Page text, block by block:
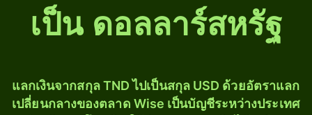
เป็น ดอลลาร์สหรัฐ
แลกเงินจากสกุล TND ไปเป็นสกุล USD ด้วยอัตราแลก
เปลี่ยนกลางของตลาด Wise เป็นบัญชีระหว่างประเทศ